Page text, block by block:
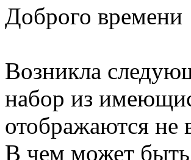
Доброго времени
Возникла
набор из
отображаются не
В чем может быть